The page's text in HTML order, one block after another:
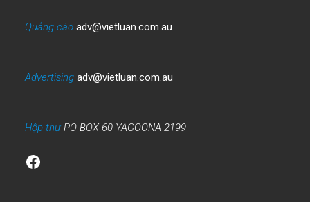
Quảng cáo adv@vietluan.com.au
Advertising adv@vietluan.com.au
Hộp thưPO BOX 60 YAGOONA 2199
Facebook